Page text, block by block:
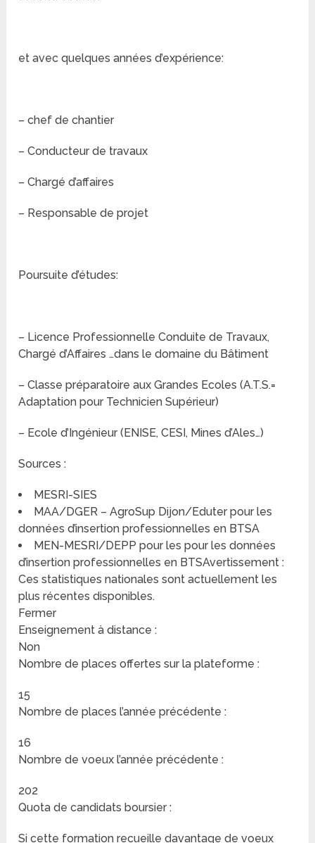
et avec quelques années d’expérience:
– chef de chantier
– Conducteur de travaux
– Chargé d’affaires
– Responsable de projet
Poursuite d’études:
– Licence Professionnelle Conduite de Travaux,
Chargé d’Affaires …dans le domaine du Bâtiment
– Classe préparatoire aux Grandes Ecoles (A.T.S.=
Adaptation pour Technicien Supérieur)
– Ecole d’Ingénieur (ENISE, CESI, Mines d’Ales…)
Sources :
MESRI-SIES
MAA/DGER – AgroSup Dijon/Eduter pour les
données d’insertion professionnelles en BTSA
MEN-MESRI/DEPP pour les pour les données
d’insertion professionnelles en BTSAvertissement :
Ces statistiques nationales sont actuellement les
plus récentes disponibles.
Fermer
Enseignement à distance :
Non
Nombre de places offertes sur la plateforme :
15
Nombre de places l’année précédente :
16
Nombre de voeux l’année précédente :
202
Quota de candidats boursier :
Si cette formation recueille davantage de voeux